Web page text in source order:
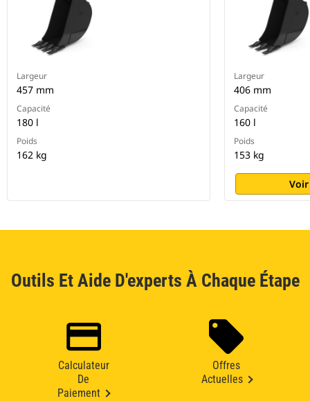
Largeur
457 mm
Capacité
180 l
Poids
162 kg
Largeur
406 mm
Capacité
160 l
Poids
153 kg
Outils Et Aide D'experts À Chaque Étape
Calculateur
De
Paiement
Offres
Actuelles